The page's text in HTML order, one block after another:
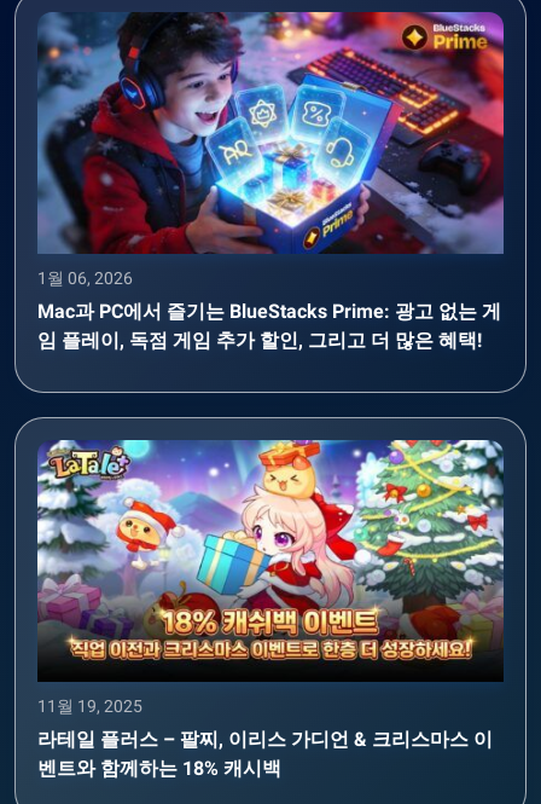
1월 06, 2026
Mac과 PC에서 즐기는 BlueStacks Prime: 광고 없는 게
임 플레이, 독점 게임 추가 할인, 그리고 더 많은 혜택!
11월 19, 2025
라테일 플러스 – 팔찌, 이리스 가디언 & 크리스마스 이
벤트와 함께하는 18% 캐시백